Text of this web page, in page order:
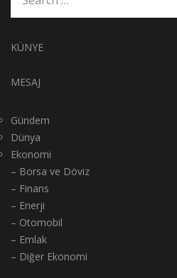
KÜNYE
MESAJ
Gündem
Dünya
Ekonomi
– Borsa ve Döviz
– Finans
– Enerji
– Otomobil
– Emlak
– Diğer Ekonomi